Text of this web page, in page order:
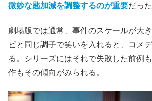
微妙な匙加減を調整するのが重要だった
劇場版では通常、事件のスケールが大
ビと同じ調子で笑いを入れると、コメ
る。シリーズにはそれで失敗した前例
作もその傾向がみられる。